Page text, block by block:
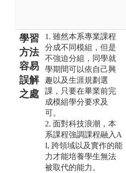
學習
方法
容易
誤解
之處
1. 雖然本系專業課程
分成不同模組，但是
不強迫分組，同學就
學期間可以依自己興
趣以及生涯規劃選
課，只要在畢業前完
成模組學分要求及
可。
2. 面對科技浪潮，本
系課程強調課程融入A
I, 跨領域以及實作的能
力才能培養學生無法
被取代的能力。